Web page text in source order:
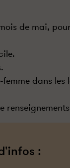
de mai,
femme dans
: